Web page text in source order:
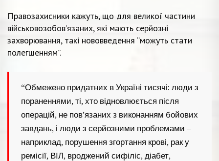
Правозахисники кажуть, що для великої частини
військовозобов’язаних, які мають серйозні
захворювання, такі нововведення “можуть стати
полегшенням”.
“Обмежено придатних в Україні тисячі: люди з
пораненнями, ті, хто відновлюється після
операцій, не пов’язаних з виконанням бойових
завдань, і люди з серйозними проблемами –
наприклад, порушення згортання крові, рак у
ремісії, ВІЛ, вроджений сифіліс, діабет,